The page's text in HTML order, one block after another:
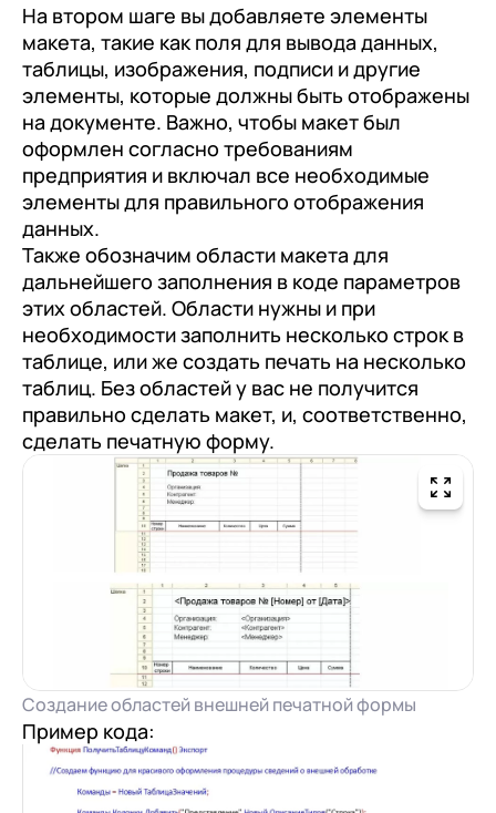
На втором шаге вы добавляете элементы
макета, такие как поля для вывода данных,
таблицы, изображения, подписи и другие
элементы, которые должны быть отображены
на документе. Важно, чтобы макет был
оформлен согласно требованиям
предприятия и включал все необходимые
элементы для правильного отображения
данных.
Также обозначим области макета для
дальнейшего заполнения в коде параметров
этих областей. Области нужны и при
необходимости заполнить несколько строк в
таблице, или же создать печать на несколько
таблиц. Без областей у вас не получится
правильно сделать макет, и, соответственно,
сделать печатную форму.
Создание областей внешней печатной формы
Пример кода: